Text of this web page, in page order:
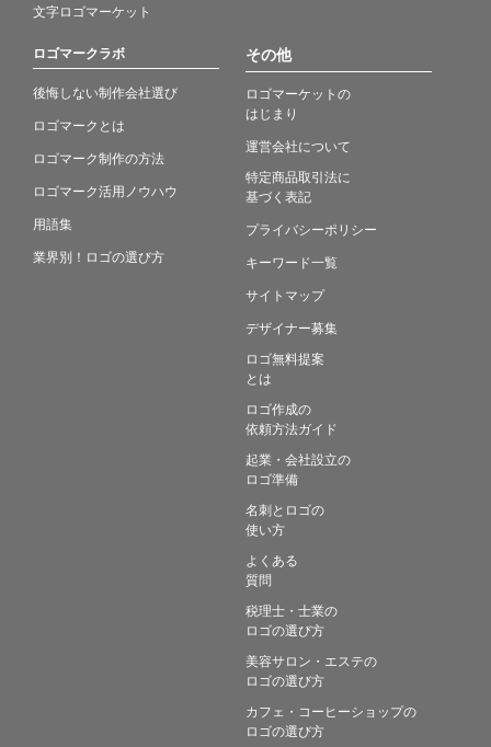
文字ロゴマーケット
ロゴマークラボ
後悔しない制作会社選び
ロゴマークとは
ロゴマーク制作の方法
ロゴマーク活用ノウハウ
用語集
業界別！ロゴの選び方
その他
ロゴマーケットの
はじまり
運営会社について
特定商品取引法に
基づく表記
プライバシーポリシー
キーワード一覧
サイトマップ
デザイナー募集
ロゴ無料提案
とは
ロゴ作成の
依頼方法ガイド
起業・会社設立の
ロゴ準備
名刺とロゴの
使い方
よくある
質問
税理士・士業の
ロゴの選び方
美容サロン・エステの
ロゴの選び方
カフェ・コーヒーショップの
ロゴの選び方